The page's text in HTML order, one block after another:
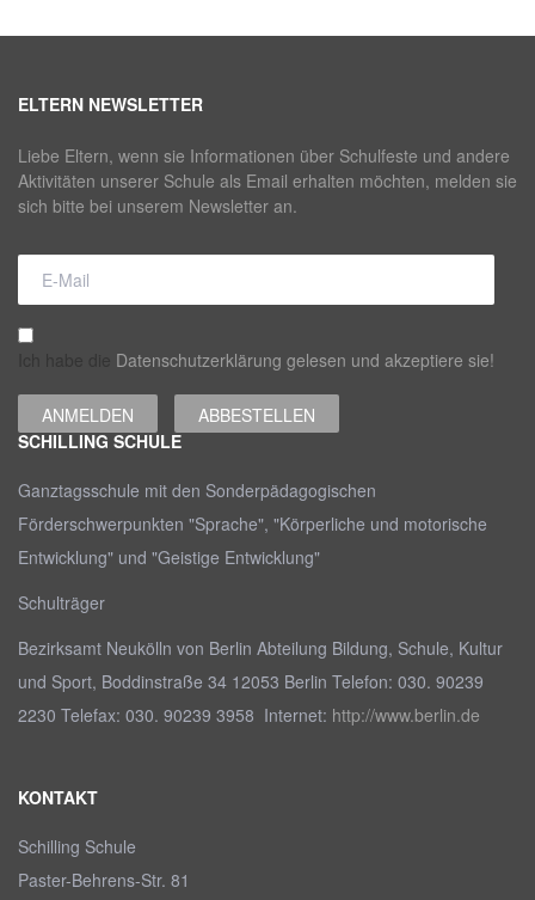
ELTERN NEWSLETTER
Liebe Eltern, wenn sie Informationen über Schulfeste und andere
Aktivitäten unserer Schule als Email erhalten möchten, melden sie
sich bitte bei unserem Newsletter an.
Datenschutzerklärung gelesen und akzeptiere sie!
SCHILLING SCHULE
Ganztagsschule mit den Sonderpädagogischen
Förderschwerpunkten "Sprache", "Körperliche und motorische
Entwicklung" und "Geistige Entwicklung"
Schulträger
Bezirksamt Neukölln von Berlin Abteilung Bildung, Schule, Kultur
und Sport, Boddinstraße 34 12053 Berlin Telefon: 030. 90239
2230 Telefax: 030. 90239 3958 Internet: http://www.berlin.de
KONTAKT
Schilling Schule
Paster-Behrens-Str. 81